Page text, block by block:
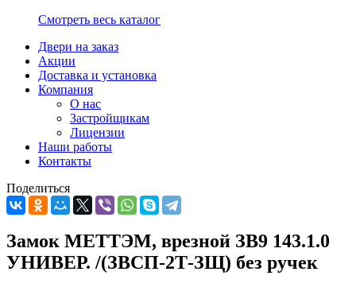
Смотреть весь каталог
Двери на заказ
Акции
Доставка и установка
Компания
О нас
Застройщикам
Лицензии
Наши работы
Контакты
Поделиться
Замок МЕТТЭМ, врезной ЗВ9 143.1.0
УНИВЕР. /(ЗВСП-2Т-ЗЩ) без ручек